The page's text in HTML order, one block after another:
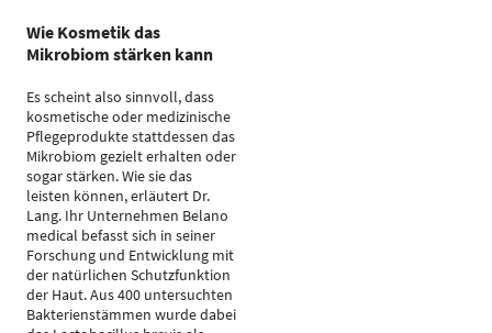
Wie Kosmetik das
Mikrobiom stärken kann
Es scheint also sinnvoll, dass
kosmetische oder medizinische
Pflegeprodukte stattdessen das
Mikrobiom gezielt erhalten oder
sogar stärken. Wie sie das
leisten können, erläutert Dr.
Lang. Ihr Unternehmen Belano
medical befasst sich in seiner
Forschung und Entwicklung mit
der natürlichen Schutzfunktion
der Haut. Aus 400 untersuchten
Bakterienstämmen wurde dabei